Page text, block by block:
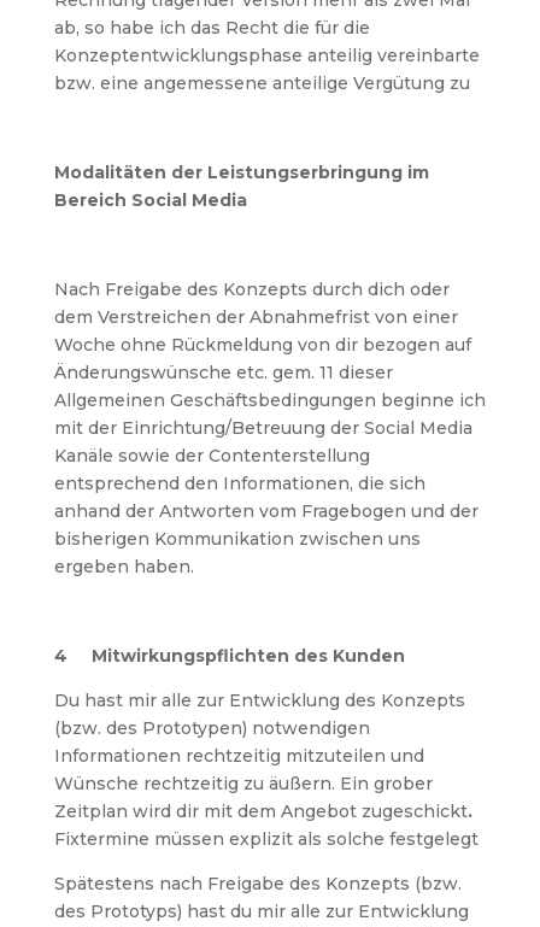
ab, so habe ich das Recht die für die
Konzeptentwicklungsphase anteilig vereinbarte
bzw. eine angemessene anteilige Vergütung zu
Modalitäten der Leistungserbringung im
Bereich Social Media
Nach Freigabe des Konzepts durch dich oder
dem Verstreichen der Abnahmefrist von einer
Woche ohne Rückmeldung von dir bezogen auf
Änderungswünsche etc. gem. 11 dieser
Allgemeinen Geschäftsbedingungen beginne ich
mit der Einrichtung/Betreuung der Social Media
Kanäle sowie der Contenterstellung
entsprechend den Informationen, die sich
anhand der Antworten vom Fragebogen und der
bisherigen Kommunikation zwischen uns
ergeben haben.
4 Mitwirkungspflichten des Kunden
Du hast mir alle zur Entwicklung des Konzepts
(bzw. des Prototypen) notwendigen
Informationen rechtzeitig mitzuteilen und
Wünsche rechtzeitig zu äußern. Ein grober
Zeitplan wird dir mit dem Angebot zugeschickt.
Fixtermine müssen explizit als solche festgelegt
Spätestens nach Freigabe des Konzepts (bzw.
des Prototyps) hast du mir alle zur Entwicklung